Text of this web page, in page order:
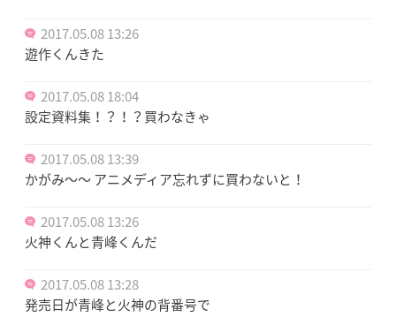
2017.05.08 13:26
遊作くんきた
2017.05.08 18:04
設定資料集！？！？買わなきゃ
2017.05.08 13:39
かがみ～～ アニメディア忘れずに買わないと！
2017.05.08 13:26
火神くんと青峰くんだ
2017.05.08 13:28
発売日が青峰と火神の背番号で